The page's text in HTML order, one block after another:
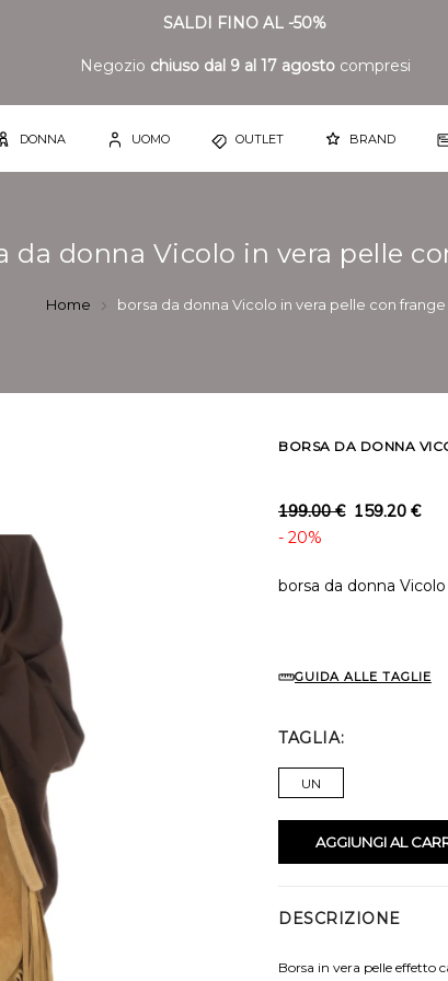
SALDI FINO AL -50%
Negozio chiuso dal 9 al 17 agosto compresi
DONNA UOMO OUTLET BRAND
da donna Vicolo in vera pelle
Home borsa da donna Vicolo in vera pelle con frange
BORSA DA DONNA
199.00 € 159.20 €
- 20%
borsa da donna
GUIDA ALLE TAGLIE
TAGLIA
UN
AGGIUNGI AL
DESCRIZIONE
Borsa in vera pelle effetto